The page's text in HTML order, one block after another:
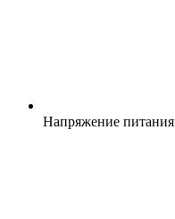
Напряжение питания